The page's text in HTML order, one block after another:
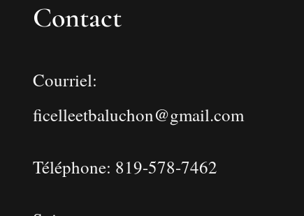
Contact
Courriel:
ficelleetbaluchon@gmail.com
Téléphone: 819-578-7462